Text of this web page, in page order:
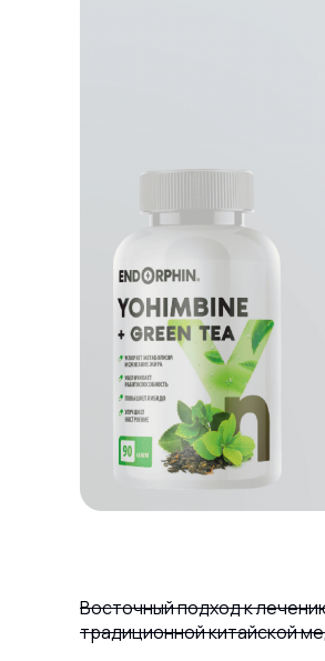
Восточный подход к
традиционной китайской